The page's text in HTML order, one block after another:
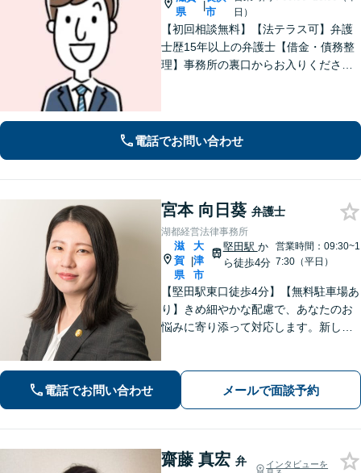
県
|
市
日）
【初回相談無料】【法テラス可】弁護
士歴15年以上の弁護士【借金・債務整
理】事務所の裏口からお入りくださ
電話でお問い合わせ
宮本 向日葵 弁護士
湖都経営法律事務所
滋
賀
県
|
大
津
市
堅田駅 か
ら徒歩4分
営業時間：09:30~1
7:30（平日）
【堅田駅東口徒歩4分】【無料駐車場あ
り】きめ細やかな配慮で、あなたのお
悩みに寄り添って対応します。新しい
にご相談ください。
電話でお問い合わせ メールで面談予約
齋藤 真宏 弁
インタビューを